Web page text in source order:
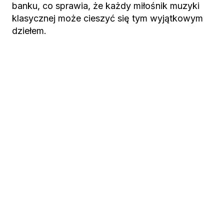
banku, co sprawia, że każdy miłośnik muzyki
klasycznej może cieszyć się tym wyjątkowym
dziełem.